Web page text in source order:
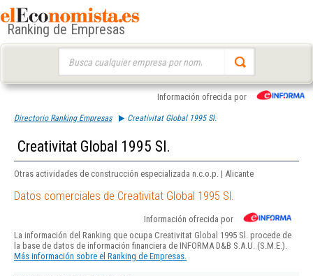
Ranking de Empresas
Información ofrecida por
Directorio Ranking Empresas Creativitat Global 1995 Sl.
Creativitat Global 1995 Sl.
Otras actividades de construcción especializada n.c.o.p. | Alicante
Datos comerciales de Creativitat Global 1995 Sl.
Información ofrecida por
La información del Ranking que ocupa Creativitat Global 1995 Sl. procede de
la base de datos de información financiera de INFORMA D&B S.A.U. (S.M.E.).
Más información sobre el Ranking de Empresas.